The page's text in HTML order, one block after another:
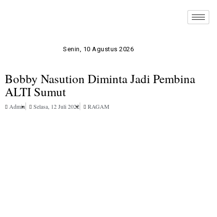
Senin, 10 Agustus 2026
Bobby Nasution Diminta Jadi Pembina
ALTI Sumut
Admin Selasa, 12 Juli 2022 RAGAM